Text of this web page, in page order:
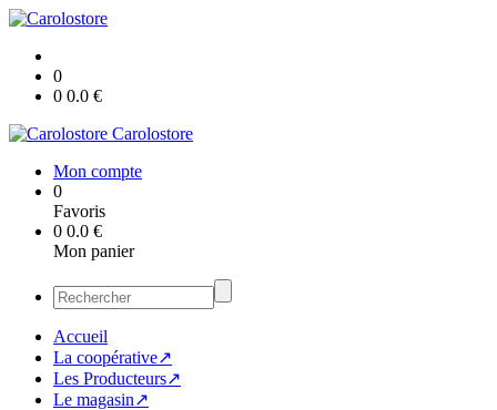
0
0 0.0 €
Carolostore
Mon compte
0
Favoris
0 0.0 €
Mon panier
Accueil
La coopérative↗
Les Producteurs↗
Le magasin↗